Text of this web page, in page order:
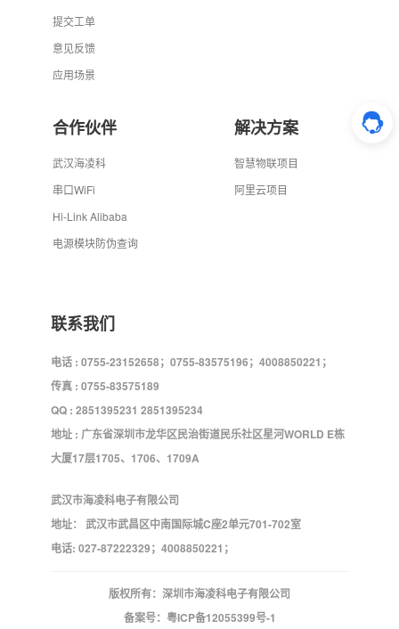
提交工单
意见反馈
应用场景
合作伙伴
武汉海凌科
串口WiFi
Hi-Link Alibaba
电源模块防伪查询
解决方案
智慧物联项目
阿里云项目
联系我们
电话 : 0755-23152658；0755-83575196；4008850221；
传真 : 0755-83575189
QQ : 2851395231 2851395234
地址 : 广东省深圳市龙华区民治街道民乐社区星河WORLD E栋
大厦17层1705、1706、1709A
武汉市海凌科电子有限公司
地址： 武汉市武昌区中南国际城C座2单元701-702室
电话: 027-87222329；4008850221；
版权所有：深圳市海凌科电子有限公司
备案号： 粤ICP备12055399号-1